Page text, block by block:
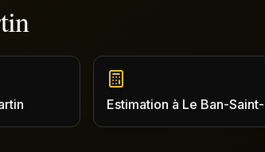
Estimation à Le Ban-